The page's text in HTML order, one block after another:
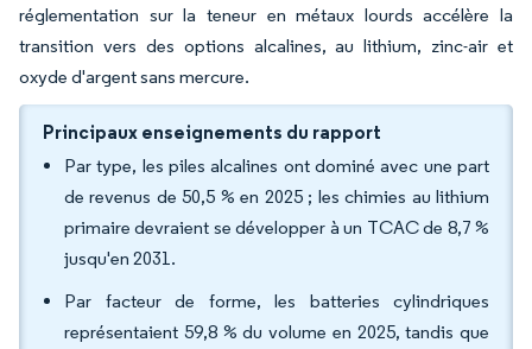
réglementation sur la teneur en métaux lourds accélère la
transition vers des options alcalines, au lithium, zinc-air et
oxyde d'argent sans mercure.
Principaux enseignements du rapport
Par type, les piles alcalines ont dominé avec une part
de revenus de 50,5 % en 2025 ; les chimies au lithium
primaire devraient se développer à un TCAC de 8,7 %
jusqu'en 2031.
Par facteur de forme, les batteries cylindriques
représentaient 59,8 % du volume en 2025, tandis que